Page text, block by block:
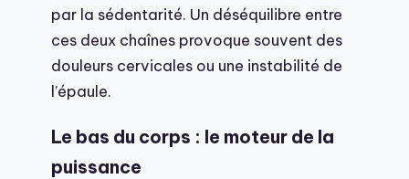
par la sédentarité. Un déséquilibre entre
ces deux chaînes provoque souvent des
douleurs cervicales ou une instabilité de
l’épaule.
Le bas du corps : le moteur de la
puissance